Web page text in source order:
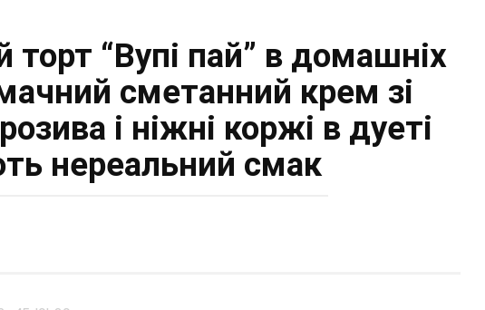
“Вупі пай” в домашніх
сметанний крем зі
і ніжні коржі в дуеті
нереальний смак